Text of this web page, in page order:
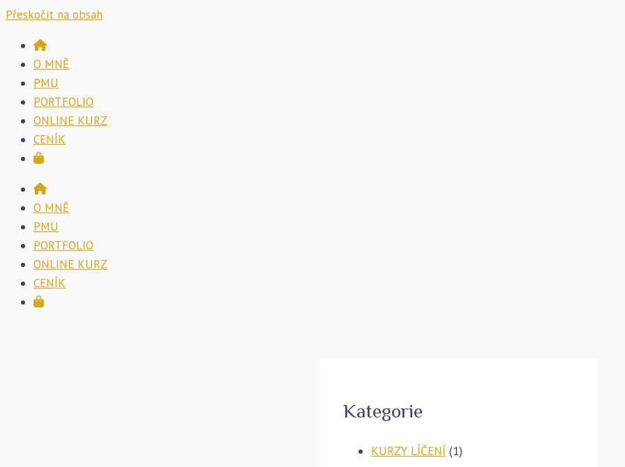
Přeskočit na obsah
O MNĚ
PMU
PORTFOLIO
ONLINE KURZ
CENÍK
O MNĚ
PMU
PORTFOLIO
ONLINE KURZ
CENÍK
Kategorie
KURZY LÍČENÍ (1)